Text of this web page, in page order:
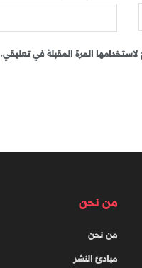
المرة المقبلة في تعليقي.
من نحن
من نحن
مبادئ النشر